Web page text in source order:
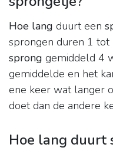
Hoe lang duurt een
sprongen duren 1 tot
sprong gemiddeld 4
gemiddelde en het
ene keer wat langer
doet dan de andere
Hoe lang duurt